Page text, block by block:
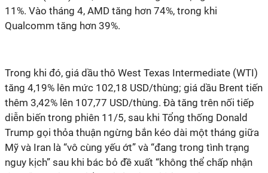
11%. Vào tháng 4, AMD tăng hơn 74%, trong khi
Qualcomm tăng hơn 39%.
Trong khi đó, giá dầu thô West Texas Intermediate (WTI)
tăng 4,19% lên mức 102,18 USD/thùng; giá dầu Brent tiến
thêm 3,42% lên 107,77 USD/thùng. Đà tăng trên nối tiếp
diễn biến trong phiên 11/5, sau khi Tổng thống Donald
Trump gọi thỏa thuận ngừng bắn kéo dài một tháng giữa
Mỹ và Iran là “vô cùng yếu ớt” và “đang trong tình trạng
nguy kịch” sau khi bác bỏ đề xuất “không thể chấp nhận